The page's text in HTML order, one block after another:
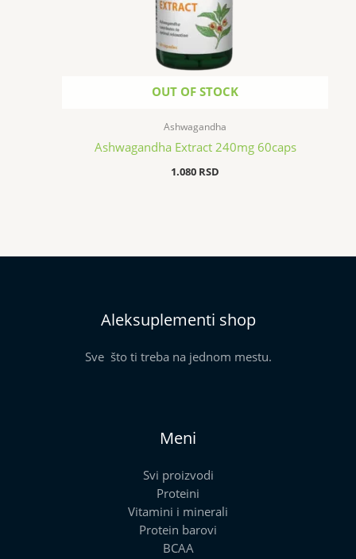
OUT OF STOCK
Ashwagandha
Ashwagandha Extract 240mg 60caps
1.080 RSD
Aleksuplementi shop
Sve što ti treba na jednom mestu.
Meni
Svi proizvodi
Proteini
Vitamini i minerali
Protein barovi
BCAA